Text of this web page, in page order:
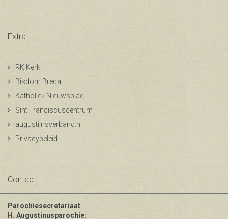
Extra
RK Kerk
Bisdom Breda
Katholiek Nieuwsblad
Sint Franciscuscentrum
augustijnsverband.nl
Privacybeleid
Contact
Parochiesecretariaat
H. Augustinusparochie: